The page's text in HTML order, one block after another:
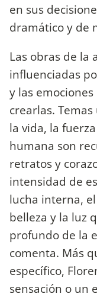
en sus
dramático y de
Las obras de
influenciadas
y las
crearlas.
la vida, la
humana son
retratos y
intensidad de
lucha interna,
belleza y la luz
profundo de la
comenta. Más
específico,
sensación o un